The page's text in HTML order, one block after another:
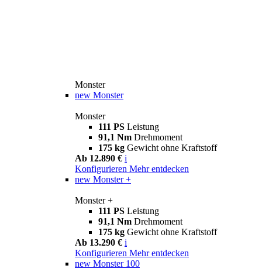
Monster
new Monster
Monster
111 PS Leistung
91,1 Nm Drehmoment
175 kg Gewicht ohne Kraftstoff
Ab 12.890 € i
Konfigurieren Mehr entdecken
new Monster +
Monster +
111 PS Leistung
91,1 Nm Drehmoment
175 kg Gewicht ohne Kraftstoff
Ab 13.290 € i
Konfigurieren Mehr entdecken
new Monster 100